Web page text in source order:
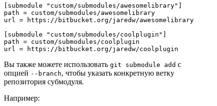
[submodule "custom/submodules/awesomelibrary"]
path = custom/submodules/awesomelibrary
url = https://bitbucket.org/jaredw/awesomelibrary
[submodule "custom/submodules/coolplugin"]
path = custom/submodules/coolplugin
url = https://bitbucket.org/jaredw/coolplugin
Вы также можете использовать git submodule add с
опцией --branch, чтобы указать конкретную ветку
репозитория субмодуля.
Например: